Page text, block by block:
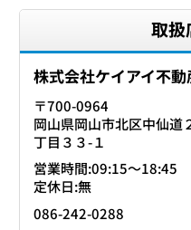
取扱
株式会社ケイアイ不
〒700-0964
岡山県岡山市北区中仙道
丁目３３-１
営業時間:09:15〜18:45
定休日:無
086-242-0288